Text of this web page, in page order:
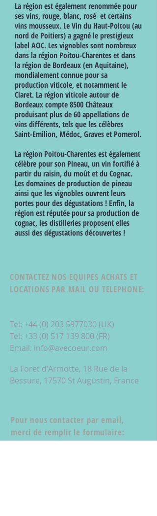
La région est également renommée pour
ses vins, rouge, blanc, rosé et certains
vins mousseux. Le Vin du Haut-Poitou (au
nord de Poitiers) a gagné le prestigieux
label AOC. Les vignobles sont nombreux
dans la région Poitou-Charentes et dans
la région de Bordeaux (en Aquitaine),
mondialement connue pour sa
production viticole, et notamment le
Claret. La région viticole autour de
Bordeaux compte 8500 Châteaux
produisant plus de 60 appellations de
vins différents, tels que les célèbres
Saint-Emilion, Médoc, Graves et Pomerol.
La région Poitou-Charentes est également
célèbre pour son Pineau, un vin fortifié à
partir du raisin, du moût et du Cognac.
Les domaines de production de pineau
ainsi que les vignobles ouvrent leurs
portes pour des dégustations ! Enfin, la
région est réputée pour sa production de
cognac, les distilleries proposent elles
aussi des dégustations découvertes !
CONTACTEZ NOS EQUIPES ACHATS ET
LOCATIONS PAR MAIL OU TELEPHONE:
Tel: +44 (0) 203 5977030 (UK)
Tel: +33 (0) 517 139 800 (FR)
Email: info@avecoeur.com
La Foret d'Armotte, 18 Rue de la
Bessure, 17570 St Augustin, France
Pour nous contacter par email,
merci de remplir le formulaire: